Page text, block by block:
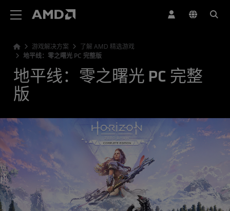
游戏解决方案
了解 AMD 精选游戏
地平线：零之曙光 PC 完整版
地平线：零之曙光 PC 完整
版